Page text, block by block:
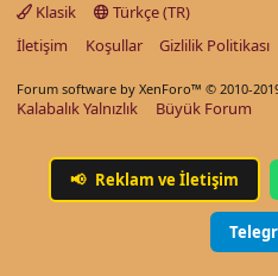
Klasik
Türkçe (TR)
İletişim
Koşullar Gizlilik Politikası
Forum software by XenForo™ © 2010-
Kalabalık Yalnızlık Büyük Forum
📢 Reklam ve İletişim